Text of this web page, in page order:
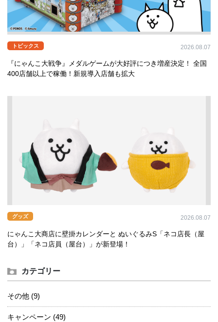
トピックス 2026.08.07
『にゃんこ大戦争』メダルゲームが大好評につき増産決定！ 全国
400店舗以上で稼働！新規導入店舗も拡大
グッズ 2026.08.07
にゃんこ大商店に壁掛カレンダーと ぬいぐるみS「ネコ店長（屋
台）」「ネコ店員（屋台）」が新登場！
カテゴリー
その他 (9)
キャンペーン (49)